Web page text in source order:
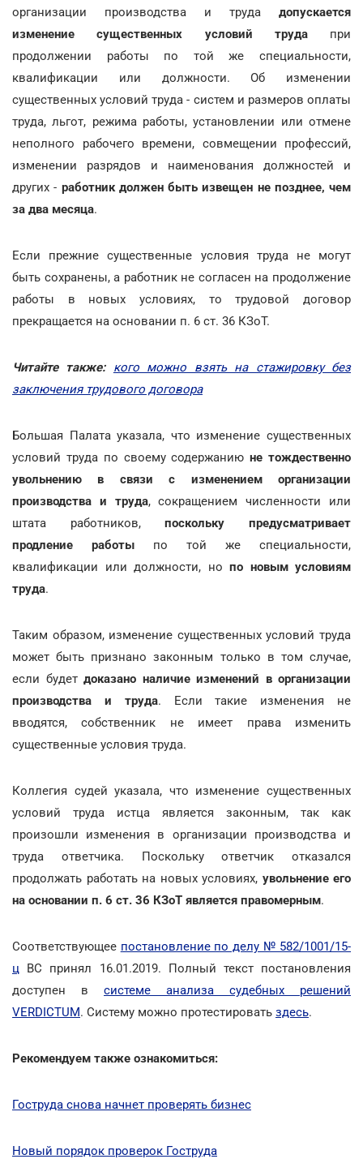
организации производства и труда допускается
изменение существенных условий трудапри
продолжении работы по той же специальности,
квалификации или должности. Об изменении
существенных условий труда - систем и размеров оплаты
труда, льгот, режима работы, установлении или отмене
неполного рабочего времени, совмещении профессий,
изменении разрядов и наименования должностей и
других - работник должен быть извещен не позднее, чем
за два месяца.
Если прежние существенные условия труда не могут
быть сохранены, а работник не согласен на продолжение
работы в новых условиях, то трудовой договор
прекращается на основании п. 6 ст. 36 КЗоТ.
Читайте также: кого можно взять на стажировку без
заключения трудового договора
Большая Палата указала, что изменение существенных
условий труда по своему содержаниюне тождественно
увольнению в связи с изменением организации
производства и труда, сокращением численности или
штата работников,поскольку предусматривает
продление работы по той же специальности,
квалификации или должности, но по новым условиям
труда.
Таким образом, изменение существенных условий труда
может быть признано законным только в том случае,
если будет доказано наличие изменений в организации
производства и труда. Если такие изменения не
вводятся, собственник не имеет права изменить
существенные условия труда.
Коллегия судей указала, что изменение существенных
условий труда истца является законным, так как
произошли изменения в организации производства и
труда ответчика. Поскольку ответчик отказался
продолжать работать на новых условиях, увольнение его
на основании п. 6 ст. 36 КЗоТ является правомерным.
Соответствующее постановление по делу № 582/1001/15-
ц ВС принял 16.01.2019. Полный текст постановления
доступен в системе анализа судебных решений
VERDICTUM. Систему можно протестировать здесь.
Рекомендуем также ознакомиться:
Гоструда снова начнет проверять бизнес
Новый порядок проверок Гоструда